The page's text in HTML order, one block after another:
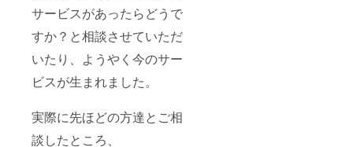
サービスがあったらどうで
すか？と相談させていただ
いたり、ようやく今のサー
ビスが生まれました。
実際に先ほどの方達とご相
談したところ、